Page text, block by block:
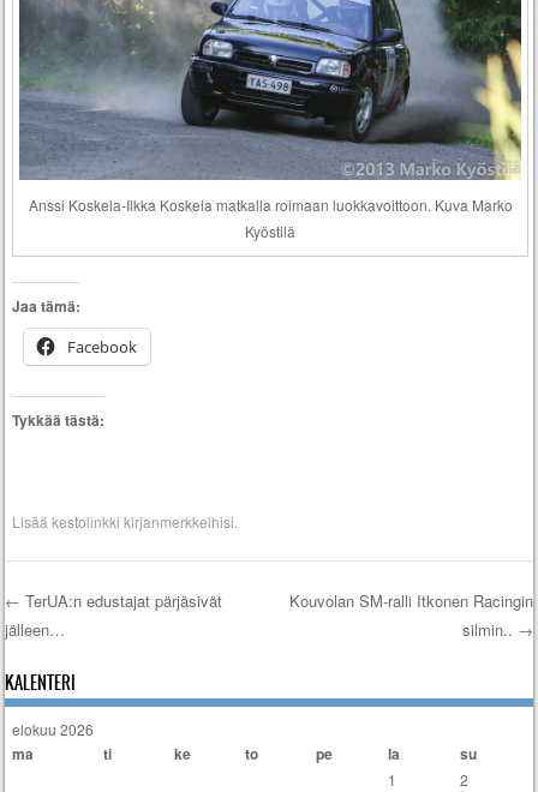
Anssi Koskela-Ilkka Koskela matkalla roimaan luokkavoittoon. Kuva Marko
Kyöstilä
Jaa tämä:
Facebook
Tykkää tästä:
Lisääkestolinkki kirjanmerkkeihisi.
Artikkelien selaus
← TerUA:n edustajat pärjäsivät
jälleen…
Kouvolan SM-ralli Itkonen Racingin
silmin.. →
KALENTERI
elokuu 2026
ma ti ke to pe la su
1
2